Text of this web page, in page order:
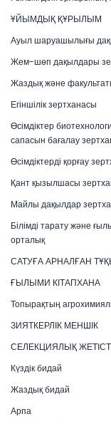
ҰЙЫМДЫҚ ҚҰРЫЛЫМ
Ауыл шаруашылығы
Жем-шөп дақылдары
Жаздық және
Егіншілік зертханасы
Өсімдіктер
сапасын бағалау
Өсімдіктерді қорғау
Қант қызылшасы
Майлы дақылдар
Білімді тарату және
орталық
САТУҒА АРНАЛҒАН
ҒЫЛЫМИ КІТАПХАНА
Топырақтың
ЗИЯТКЕРЛІК МЕНШІК
СЕЛЕКЦИЯЛЫҚ
Күздік бидай
Жаздық бидай
Арпа